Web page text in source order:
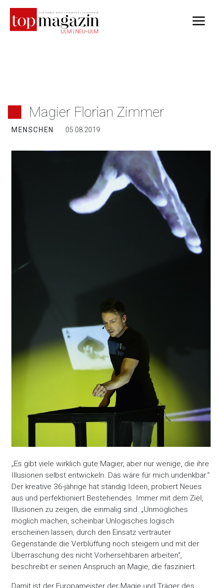
Inhalt
springen
Magier Florian Zimmer
MENSCHEN 05.08.2019
„Es gibt viele wirklich gute Magier, aber nur wenige, die ihre
Illusionen selbst entwickeln. Das wäre für mich undenkbar.“
Der kreative 36-jährige hat ständig Ideen, probiert Neues
aus und perfektioniert Bestehendes. Immer mit dem Ziel,
Illusionen zu zeigen, die einmalig sind. „Unmögliches
möglich machen, scheinbar Unlogisches logisch
erscheinen lassen, durch den Einsatz vertrauter
Gegenstände die Verblüffung noch steigern und mit der
Überraschung des nicht Vorhersehbaren arbeiten“,
beschreibt er seinen Anspruch an Magie, die fasziniert.
Damit ist der Europameister der Magie und Träger des